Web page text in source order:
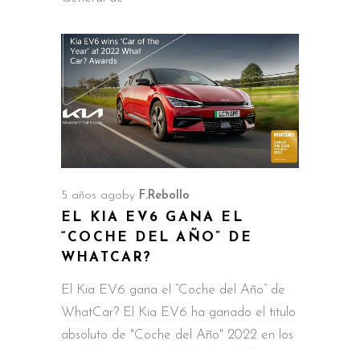
5 años ago by F.Rebollo
EL KIA EV6 GANA EL
“COCHE DEL AÑO” DE
WHATCAR?
El Kia EV6 gana el “Coche del Año” de
WhatCar? El Kia EV6 ha ganado el titulo
absoluto de "Coche del Año" 2022 en los